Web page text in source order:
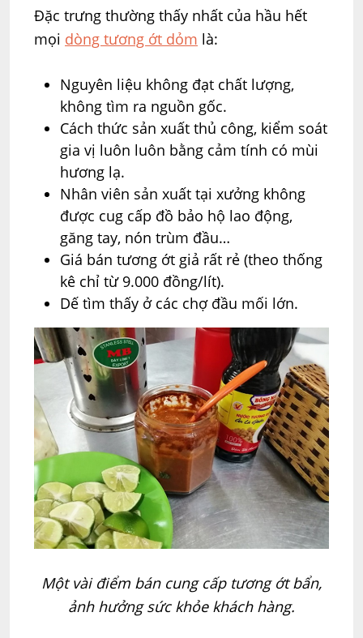
Đặc trưng thường thấy nhất của hầu hết
mọi dòng tương ớt dỏm là:
Nguyên liệu không đạt chất lượng,
không tìm ra nguồn gốc.
Cách thức sản xuất thủ công, kiểm soát
gia vị luôn luôn bằng cảm tính có mùi
hương lạ.
Nhân viên sản xuất tại xưởng không
được cug cấp đồ bảo hộ lao động,
găng tay, nón trùm đầu…
Giá bán tương ớt giả rất rẻ (theo thống
kê chỉ từ 9.000 đồng/lít).
Dế tìm thấy ở các chợ đầu mối lớn.
Một vài điểm bán cung cấp tương ớt bẩn,
ảnh hưởng sức khỏe khách hàng.